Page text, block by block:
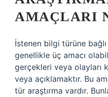
AMAÇLARI
İstenen bilgi türüne
genellikle üç amacı
gerçekleri veya olayları
veya açıklamaktır. Bu
tür araştırma vardır.